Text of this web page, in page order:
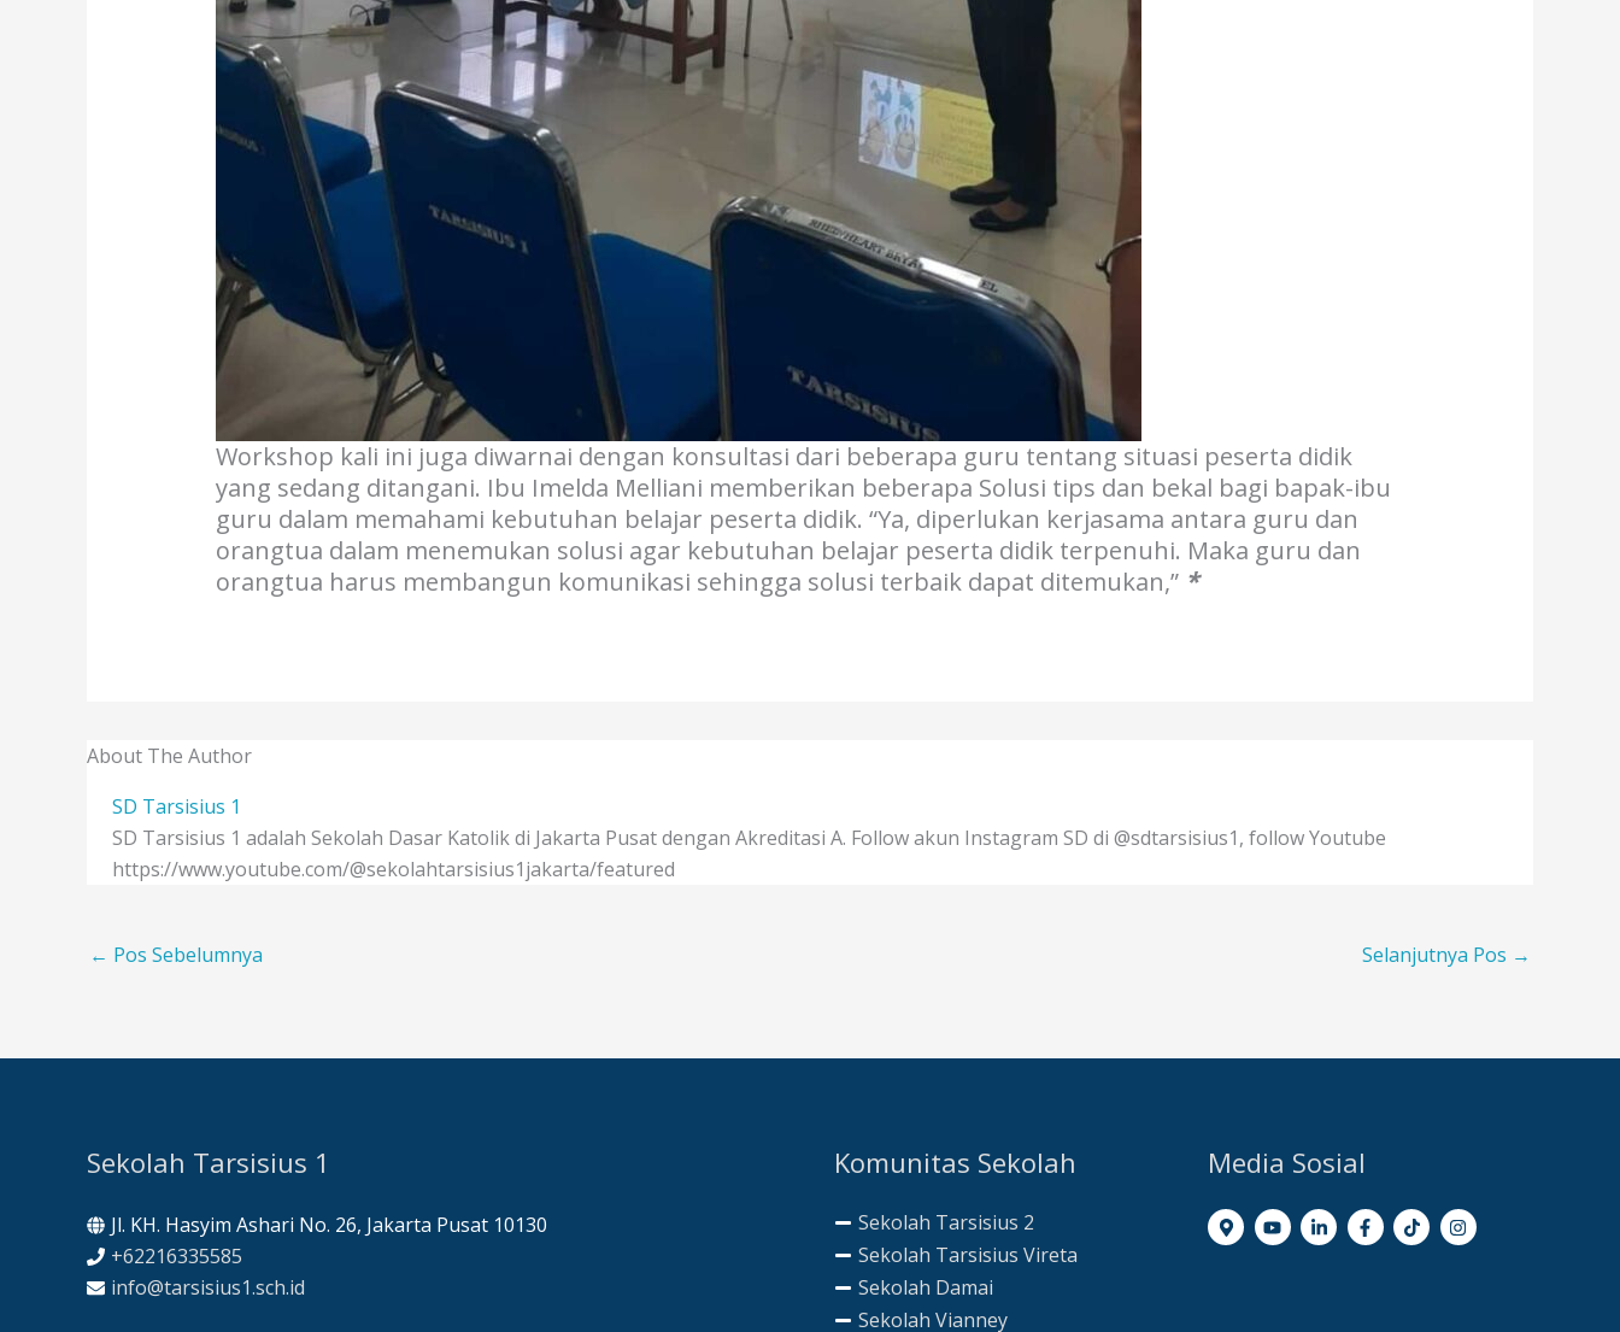
Workshop kali ini juga diwarnai dengan konsultasi dari beberapa guru tentang situasi peserta didik
yang sedang ditangani. Ibu Imelda Melliani memberikan beberapa Solusi tips dan bekal bagi bapak-ibu
guru dalam memahami kebutuhan belajar peserta didik. “Ya, diperlukan kerjasama antara guru dan
orangtua dalam menemukan solusi agar kebutuhan belajar peserta didik terpenuhi. Maka guru dan
orangtua harus membangun komunikasi sehingga solusi terbaik dapat ditemukan,” *
About The Author
SD Tarsisius 1
SD Tarsisius 1 adalah Sekolah Dasar Katolik di Jakarta Pusat dengan Akreditasi A. Follow akun Instagram SD di @sdtarsisius1, follow Youtube
https://www.youtube.com/@sekolahtarsisius1jakarta/featured
← Pos Sebelumnya Selanjutnya Pos →
Sekolah Tarsisius 1
Jl. KH. Hasyim Ashari No. 26, Jakarta Pusat 10130
+62216335585
info@tarsisius1.sch.id
Komunitas Sekolah
Sekolah Tarsisius 2
Sekolah Tarsisius Vireta
Sekolah Damai
Sekolah Vianney
Media Sosial